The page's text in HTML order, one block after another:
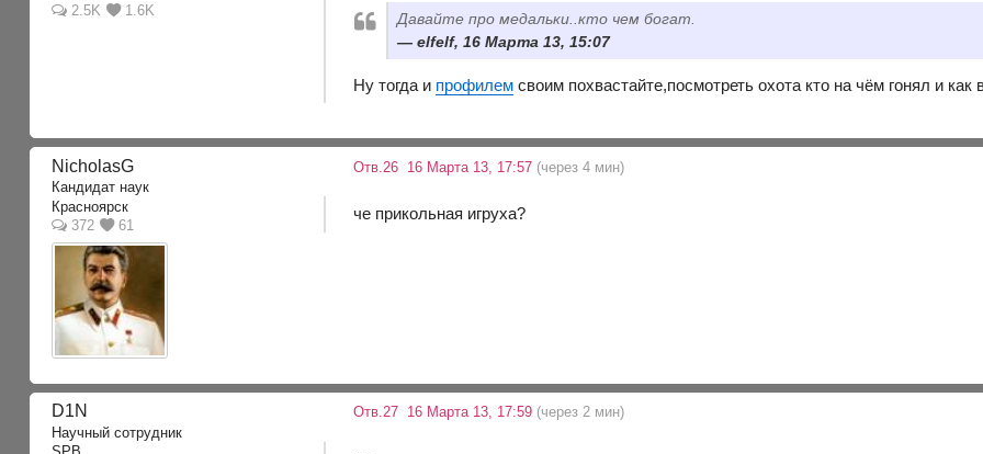
2.5K
1.6K
Давайте про медальки..кто чем богат.
elfelf, 16 Марта 13, 15:07
Ну тогда и профилем своим похвастайте,посмотреть охота кто на чём гонял и как
NicholasG
Кандидат наук
Красноярск
372
61
Отв.26 16 Марта 13, 17:57 (через 4 мин)
че прикольная игруха?
D1N
Научный сотрудник
Отв.27 16 Марта 13, 17:59 (через 2 мин)